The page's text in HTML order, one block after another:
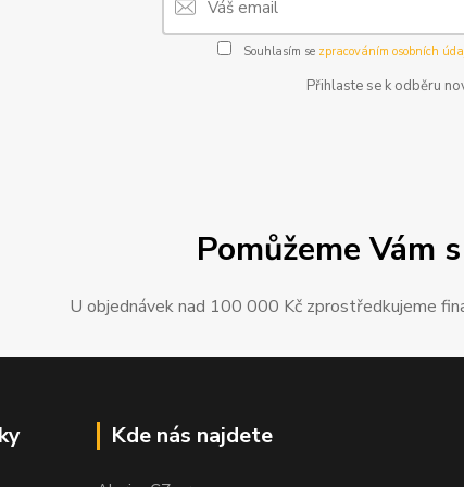
Souhlasím se zpracováním osobních
Přihlaste se k odběru
Pomůžeme Vám
U objednávek nad 100 000 Kč zprostředkujeme
Kde nás najdete